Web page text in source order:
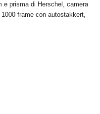
e prisma di Herschel, camera
frame con autostakkert,